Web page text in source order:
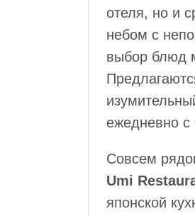
отеля, но и
небом с
выбор блюд
ежедневно с
Совсем
Umi
японской